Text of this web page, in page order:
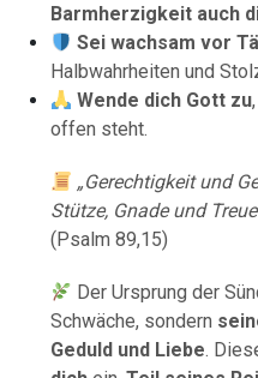
Barmherzigkeit auch
Sei wachsam vor
Halbwahrheiten und
Wende dich Gott zu
offen steht.
„Gerechtigkeit und
Stütze, Gnade und
(Psalm 89,15)
Der Ursprung der
Schwäche, sondern
Geduld und Liebe.